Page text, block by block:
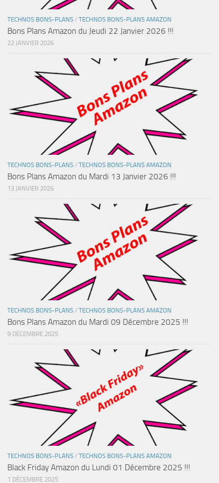
TECHNOS BONS-PLANS / TECHNOS BONS-PLANS AMAZON
Bons Plans Amazon du Jeudi 22 Janvier 2026 !!!
22 JANVIER 2026
TECHNOS BONS-PLANS / TECHNOS BONS-PLANS AMAZON
Bons Plans Amazon du Mardi 13 Janvier 2026 !!!
13 JANVIER 2026
TECHNOS BONS-PLANS / TECHNOS BONS-PLANS AMAZON
Bons Plans Amazon du Mardi 09 Décembre 2025 !!!
9 DÉCEMBRE 2025
TECHNOS BONS-PLANS / TECHNOS BONS-PLANS AMAZON
Black Friday Amazon du Lundi 01 Décembre 2025 !!!
1 DÉCEMBRE 2025